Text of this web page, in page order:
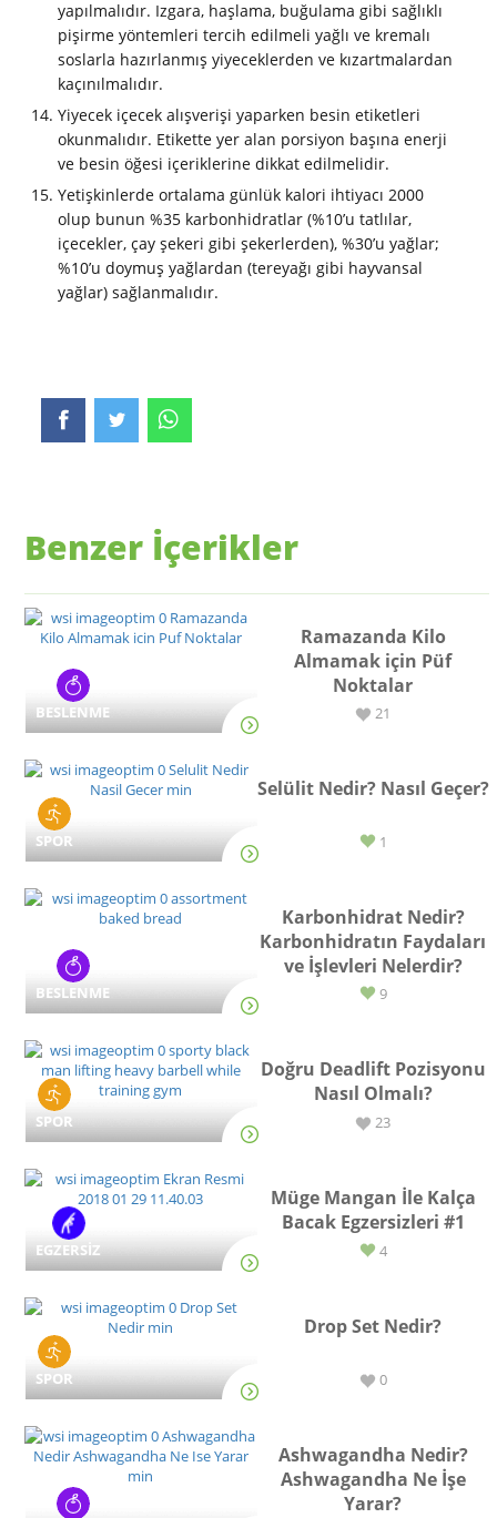
yapılmalıdır. Izgara, haşlama, buğulama gibi sağlıklı
pişirme yöntemleri tercih edilmeli yağlı ve kremalı
soslarla hazırlanmış yiyeceklerden ve kızartmalardan
kaçınılmalıdır.
Yiyecek içecek alışverişi yaparken besin etiketleri
okunmalıdır. Etikette yer alan porsiyon başına enerji
ve besin öğesi içeriklerine dikkat edilmelidir.
Yetişkinlerde ortalama günlük kalori ihtiyacı 2000
olup bunun %35 karbonhidratlar (%10’u tatlılar,
içecekler, çay şekeri gibi şekerlerden), %30’u yağlar;
%10’u doymuş yağlardan (tereyağı gibi hayvansal
yağlar) sağlanmalıdır.
Benzer İçerikler
BESLENME
Ramazanda Kilo
Almamak için Püf
Noktalar
21
SPOR
Selülit Nedir? Nasıl Geçer?
1
BESLENME
Karbonhidrat Nedir?
Karbonhidratın Faydaları
ve İşlevleri Nelerdir?
9
SPOR
Doğru Deadlift Pozisyonu
Nasıl Olmalı?
23
EGZERSİZ
Müge Mangan İle Kalça
Bacak Egzersizleri #1
4
SPOR
Drop Set Nedir?
0
Ashwagandha Nedir?
Ashwagandha Ne İşe
Yarar?